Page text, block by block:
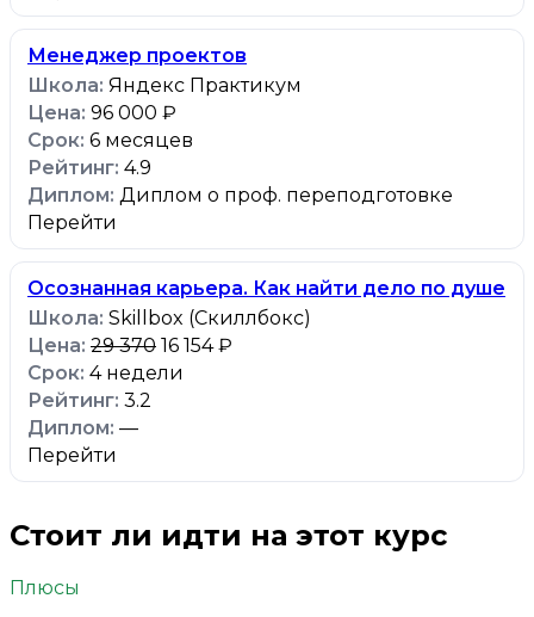
Менеджер проектов
Яндекс Практикум
96 000 ₽
6 месяцев
4.9
Диплом о проф. переподготовке
Перейти
Осознанная карьера. Как найти дело по душе
Skillbox (Скиллбокс)
29 370 16 154 ₽
4 недели
3.2
—
Перейти
Стоит ли идти на этот курс
Плюсы